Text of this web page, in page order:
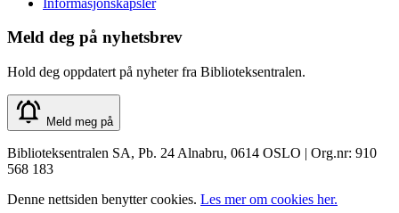
Meld deg på nyhetsbrev
Hold deg oppdatert på nyheter fra Biblioteksentralen.
Meld meg på
Biblioteksentralen SA, Pb. 24 Alnabru, 0614 OSLO | Org.nr: 910
568 183
Denne nettsiden benytter cookies. Les mer om cookies her.